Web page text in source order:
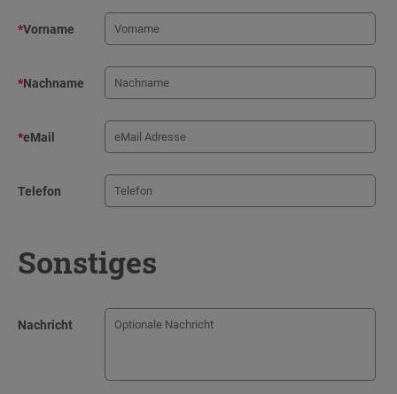
*Vorname
*Nachname
*eMail
Telefon
Sonstiges
Nachricht